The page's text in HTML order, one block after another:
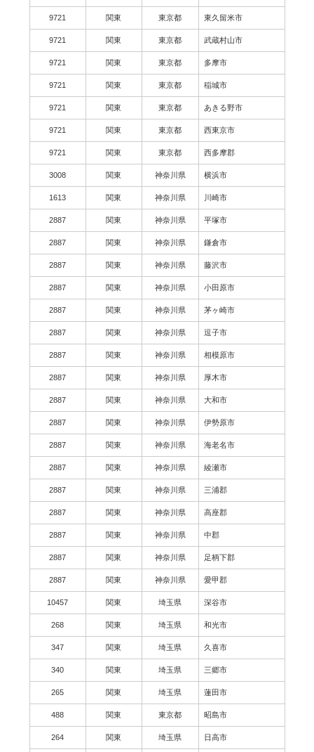
9721 関東 東京都 東久留米市
9721 関東 東京都 武蔵村山市
9721 関東 東京都 多摩市
9721 関東 東京都 稲城市
9721 関東 東京都 あきる野市
9721 関東 東京都 西東京市
9721 関東 東京都 西多摩郡
3008 関東 神奈川県 横浜市
1613 関東 神奈川県 川崎市
2887 関東 神奈川県 平塚市
2887 関東 神奈川県 鎌倉市
2887 関東 神奈川県 藤沢市
2887 関東 神奈川県 小田原市
2887 関東 神奈川県 茅ヶ崎市
2887 関東 神奈川県 逗子市
2887 関東 神奈川県 相模原市
2887 関東 神奈川県 厚木市
2887 関東 神奈川県 大和市
2887 関東 神奈川県 伊勢原市
2887 関東 神奈川県 海老名市
2887 関東 神奈川県 綾瀬市
2887 関東 神奈川県 三浦郡
2887 関東 神奈川県 高座郡
2887 関東 神奈川県 中郡
2887 関東 神奈川県 足柄下郡
2887 関東 神奈川県 愛甲郡
10457 関東 埼玉県 深谷市
268 関東 埼玉県 和光市
347 関東 埼玉県 久喜市
340 関東 埼玉県 三郷市
265 関東 埼玉県 蓮田市
488 関東 東京都 昭島市
264 関東 埼玉県 日高市